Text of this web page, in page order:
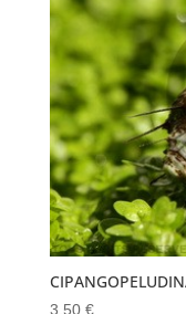
3.50 €